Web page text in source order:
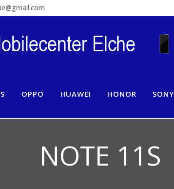
OPPO HUAWEI HONOR SONY
NOTE 11S